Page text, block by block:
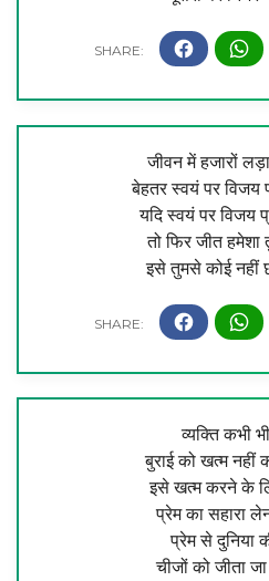
जीवन में हजारों
बेहतर स्वयं पर विजय
यदि स्वयं पर विजय
तो फिर जीत हमेशा
इसे तुमसे कोई नहीं
व्यक्ति कभी
बुराई को खत्म नहीं
इसे खत्म करने के
प्रेम का सहारा
प्रेम से दुनिया
चीजों को जीता